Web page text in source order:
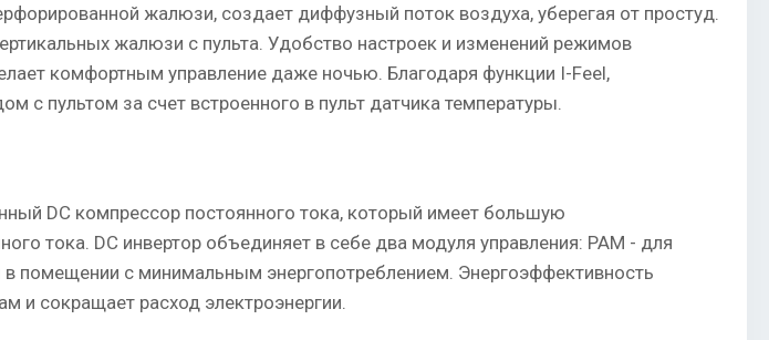
жалюзи, создает диффузный поток воздуха, уберегая от простуд.
жалюзи с пульта. Удобство настроек и изменений режимов
комфортным управление даже ночью. Благодаря функции I-Feel,
пультом за счет встроенного в пульт датчика температуры.
DC компрессор постоянного тока, который имеет большую
тока. DC инвертор объединяет в себе два модуля управления: PAM - для
помещении с минимальным энергопотреблением. Энергоэффективность
и сокращает расход электроэнергии.